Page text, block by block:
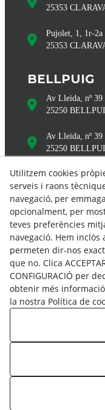
25353
Pujolet, 1, 1r-2a
25353
BELLPUIG
Av Lleida, nº 39
25250
Av Lleida, nº 39
25250
Avis legal
Política de
© 08/2026
Utilitzem cookies
serveis i raons
navegació, per
opcionalment, per
teves preferències
navegació. Hem
permeten dir-nos
que no. Clica
CONFIGURACIÓ per
obtenir més
la nostra Política de